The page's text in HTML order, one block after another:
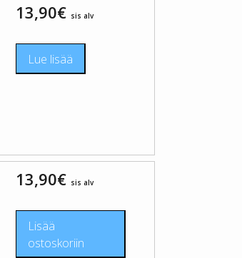
13,90€ sis alv
Lue lisää
13,90€ sis alv
Lisää
ostoskoriin